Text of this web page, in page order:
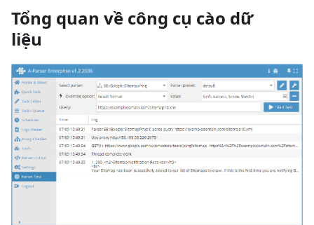
Tổng quan về công cụ cào dữ
liệu